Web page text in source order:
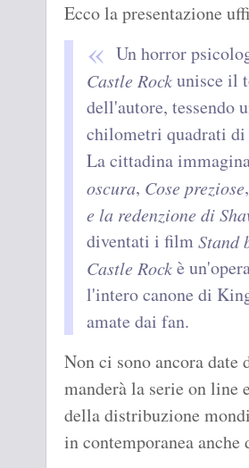
Ecco la presentazione
Un horror
Castle Rockunisce il
dell'autore, tessendo
chilometri quadrati di
La cittadina
oscura, Cose preziose
e la redenzione di
diventati i filmStand
Castle Rockè
l'intero canone di
amate dai fan.
Non ci sono ancora
manderà la serie on line
della distribuzione
in contemporanea anche